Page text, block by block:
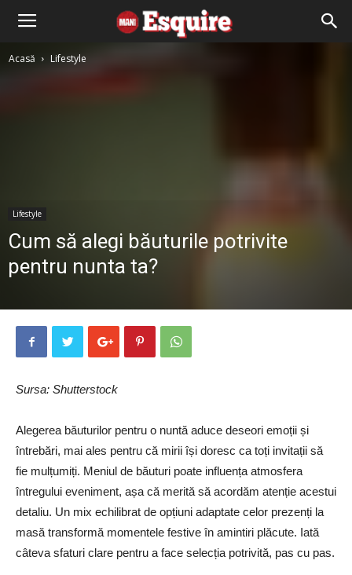
Acasă Lifestyle
Lifestyle
Cum să alegi băuturile potrivite
pentru nunta ta?
Sursa: Shutterstock
Alegerea băuturilor pentru o nuntă aduce deseori emoții și
întrebări, mai ales pentru că mirii își doresc ca toți invitații să
fie mulțumiți. Meniul de băuturi poate influența atmosfera
întregului eveniment, așa că merită să acordăm atenție acestui
detaliu. Un mix echilibrat de opțiuni adaptate celor prezenți la
masă transformă momentele festive în amintiri plăcute. Iată
câteva sfaturi clare pentru a face selecția potrivită, pas cu pas.